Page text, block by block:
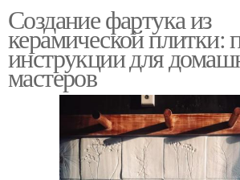
Создание фартука из
керамической плитки:
инструкции для
мастеров